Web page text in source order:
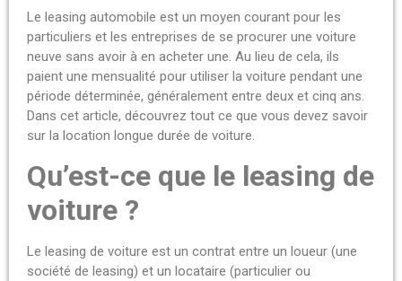
Le leasing automobile est un moyen courant pour les
particuliers et les entreprises de se procurer une voiture
neuve sans avoir à en acheter une. Au lieu de cela, ils
paient une mensualité pour utiliser la voiture pendant une
période déterminée, généralement entre deux et cinq ans.
Dans cet article, découvrez tout ce que vous devez savoir
sur la location longue durée de voiture.
Qu’est-ce que le leasing de
voiture ?
Le leasing de voiture est un contrat entre un loueur (une
société de leasing) et un locataire (particulier ou